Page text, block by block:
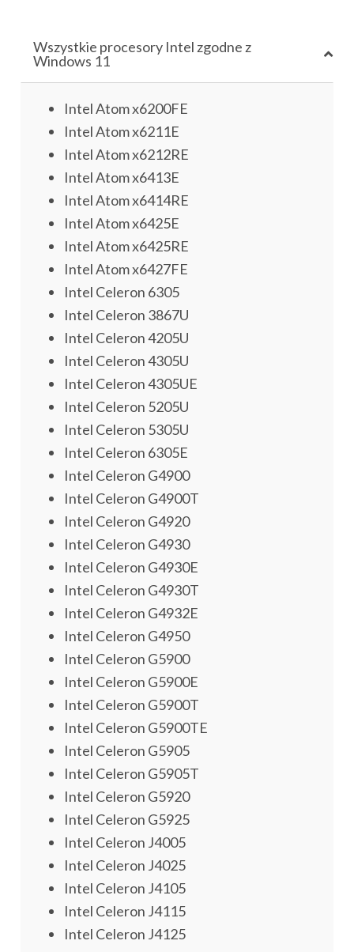
Wszystkie procesory Intel zgodne z
Windows 11
Intel Atom x6200FE
Intel Atom x6211E
Intel Atom x6212RE
Intel Atom x6413E
Intel Atom x6414RE
Intel Atom x6425E
Intel Atom x6425RE
Intel Atom x6427FE
Intel Celeron 6305
Intel Celeron 3867U
Intel Celeron 4205U
Intel Celeron 4305U
Intel Celeron 4305UE
Intel Celeron 5205U
Intel Celeron 5305U
Intel Celeron 6305E
Intel Celeron G4900
Intel Celeron G4900T
Intel Celeron G4920
Intel Celeron G4930
Intel Celeron G4930E
Intel Celeron G4930T
Intel Celeron G4932E
Intel Celeron G4950
Intel Celeron G5900
Intel Celeron G5900E
Intel Celeron G5900T
Intel Celeron G5900TE
Intel Celeron G5905
Intel Celeron G5905T
Intel Celeron G5920
Intel Celeron G5925
Intel Celeron J4005
Intel Celeron J4025
Intel Celeron J4105
Intel Celeron J4115
Intel Celeron J4125